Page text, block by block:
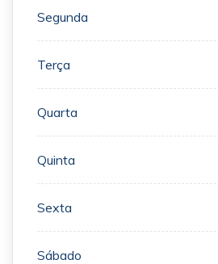
Segunda
Terça
Quarta
Quinta
Sexta
Sábado